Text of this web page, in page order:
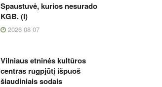
Spaustuvė, kurios nesurado
KGB. (I)
2026 08 07
Vilniaus etninės kultūros
centras rugpjūtį išpuoš
šiaudiniais sodais